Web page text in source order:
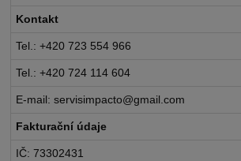
Kontakt
Tel.: +420 723 554 966
Tel.: +420 724 114 604
E-mail: servisimpacto@gmail.com
Fakturační údaje
IČ: 73302431